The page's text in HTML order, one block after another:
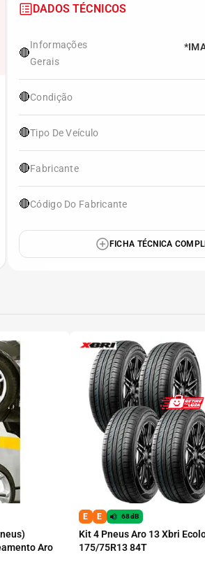
DADOS TÉCNICOS
🔴
Informações
Gerais
🔴Condição
🔴Tipo De Veículo
🔴Fabricante
🔴Código Do Fabricante
FICHA TÉCNICA
Aro
E E 68dB
Kit 4 Pneus Aro 13 Xbri
175/75R13 84T